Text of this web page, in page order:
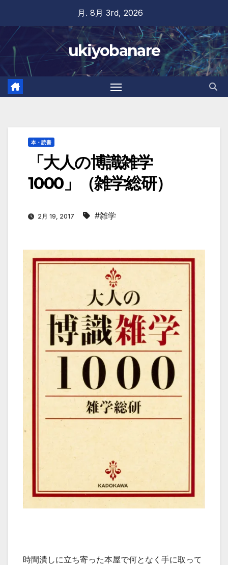
content
月. 8月 3rd, 2026
ukiyobanare
本・読書
「大人の博識雑学
1000」（雑学総研）
2月 19, 2017 #雑学
時間潰しに立ち寄った本屋で何となく手に取って